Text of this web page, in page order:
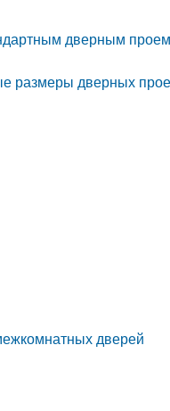
дверным
размеры дверных
дверей